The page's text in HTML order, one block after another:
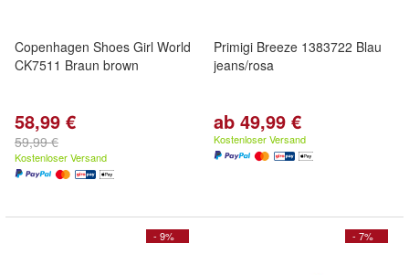
Copenhagen Shoes Girl World
CK7511 Braun brown
58,99 €
59,99 €
Kostenloser Versand
Primigi Breeze 1383722 Blau
jeans/rosa
ab 49,99 €
Kostenloser Versand
- 9% - 7%